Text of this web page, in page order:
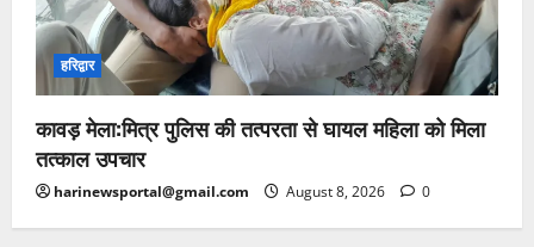
हरिद्वार
कावड़ मेला:मित्र पुलिस की तत्परता से घायल महिला को मिला
तत्काल उपचार
harinewsportal@gmail.com August 8, 2026 0